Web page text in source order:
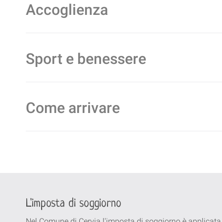
Accoglienza
Sport e benessere
Come arrivare
L'imposta di soggiorno